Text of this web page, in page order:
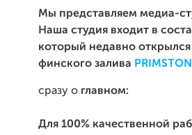
Мы представляем медиа-
Наша студия входит в
который недавно
финского залива
сразу о главном:
Для 100% качественной